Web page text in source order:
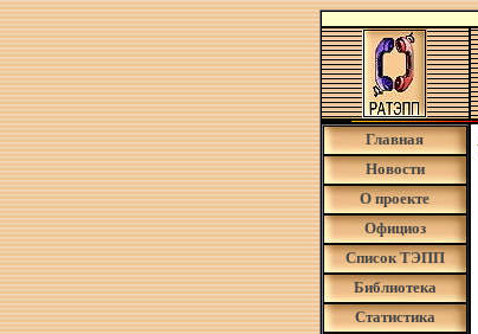
Главная
Новости
О проекте
Официоз
Список ТЭПП
Библиотека
Статистика